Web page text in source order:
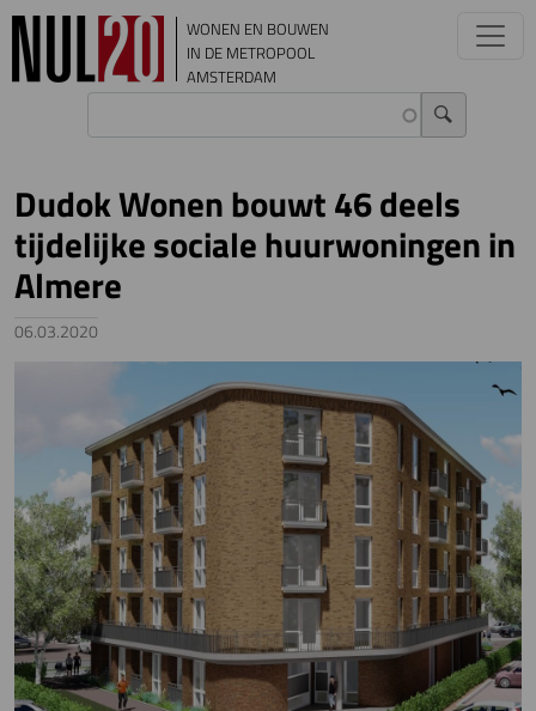
Overslaan en naar de inhoud gaan
WONEN EN BOUWEN
IN DE METROPOOL
AMSTERDAM
Dudok Wonen bouwt 46 deels
tijdelijke sociale huurwoningen in
Almere
06.03.2020